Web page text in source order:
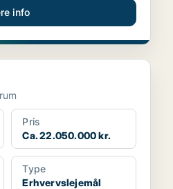
info
Pris
Ca. 22.050.000 kr.
Type
Erhvervslejemål